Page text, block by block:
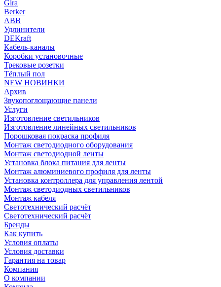
Gira
Berker
ABB
Удлинители
DEKraft
Кабель-каналы
Коробки установочные
Трековые розетки
Тёплый пол
NEW НОВИНКИ
Архив
Звукопоглощающие панели
Услуги
Изготовление светильников
Изготовление линейных светильников
Порошковая покраска профиля
Монтаж светодиодного оборудования
Монтаж светодиодной ленты
Установка блока питания для ленты
Монтаж алюминиевого профиля для ленты
Установка контроллера для управления лентой
Монтаж светодиодных светильников
Монтаж кабеля
Светотехнический расчёт
Светотехнический расчёт
Бренды
Как купить
Условия оплаты
Условия доставки
Гарантия на товар
Компания
О компании